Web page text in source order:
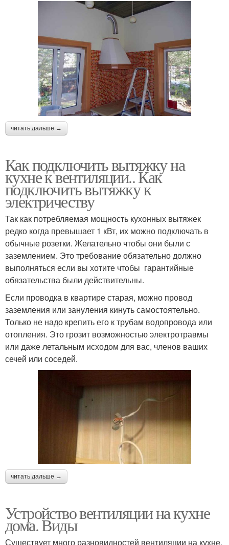
читать дальше →
Как подключить вытяжку на
кухне к вентиляции.. Как
подключить вытяжку к
электричеству
Так как потребляемая мощность кухонных вытяжек
редко когда превышает 1 кВт, их можно подключать в
обычные розетки. Желательно чтобы они были с
заземлением. Это требование обязательно должно
выполняться если вы хотите чтобы гарантийные
обязательства были действительны.
Если проводка в квартире старая, можно провод
заземления или зануления кинуть самостоятельно.
Только не надо крепить его к трубам водопровода или
отопления. Это грозит возможностью электротравмы
или даже летальным исходом для вас, членов ваших
сечей или соседей.
читать дальше →
Устройство вентиляции на кухне
дома. Виды
Существует много разновидностей вентиляции на кухне,